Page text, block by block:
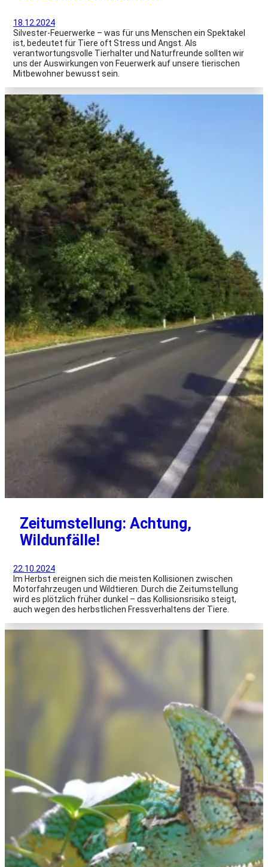
18.12.2024
Silvester-Feuerwerke – was für uns Menschen ein Spektakel
ist, bedeutet für Tiere oft Stress und Angst. Als
verantwortungsvolle Tierhalter und Naturfreunde sollten wir
uns der Auswirkungen von Feuerwerk auf unsere tierischen
Mitbewohner bewusst sein.
Zeitumstellung: Achtung,
Wildunfälle!
22.10.2024
Im Herbst ereignen sich die meisten Kollisionen zwischen
Motorfahrzeugen und Wildtieren. Durch die Zeitumstellung
wird es plötzlich früher dunkel – das Kollisionsrisiko steigt,
auch wegen des herbstlichen Fressverhaltens der Tiere.